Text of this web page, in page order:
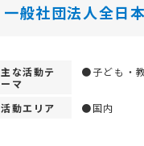
一般社団法人全日
主な活動テ
ーマ
●子ども・
活動エリア ●国内